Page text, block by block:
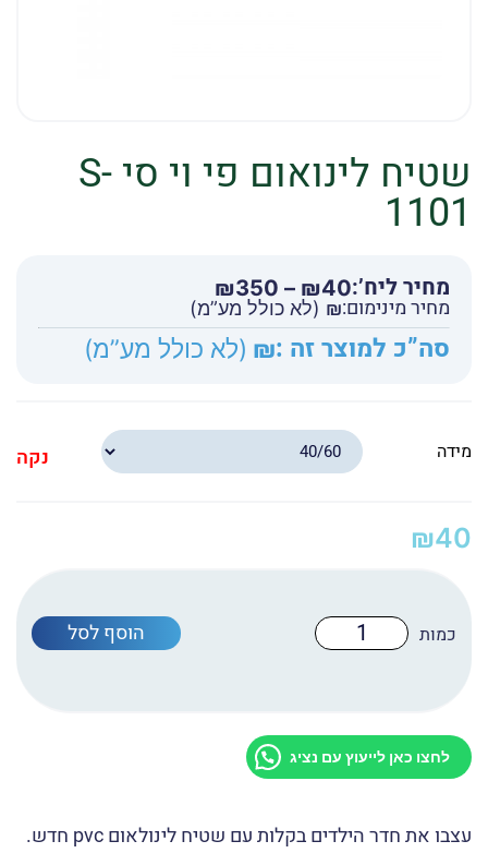
שטיח לינואום פי וי סי S-
1101
מחיר ליח’: ₪40
–
₪350
מחירים:
עד
מחיר מינימום:₪ (לא כולל מע”מ)
סה”כ למוצר זה :₪ (לא כולל מע”מ)
מידה נקה
₪40
כמות
של
סי
S-
1101
הוסף לסל
לחצו כאן לייעוץ עם נציג
עצבו את חדר הילדים בקלות עם שטיח לינולאום pvc חדש.